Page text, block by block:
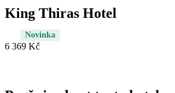
King Thiras Hotel
Novinka
6 369 Kč